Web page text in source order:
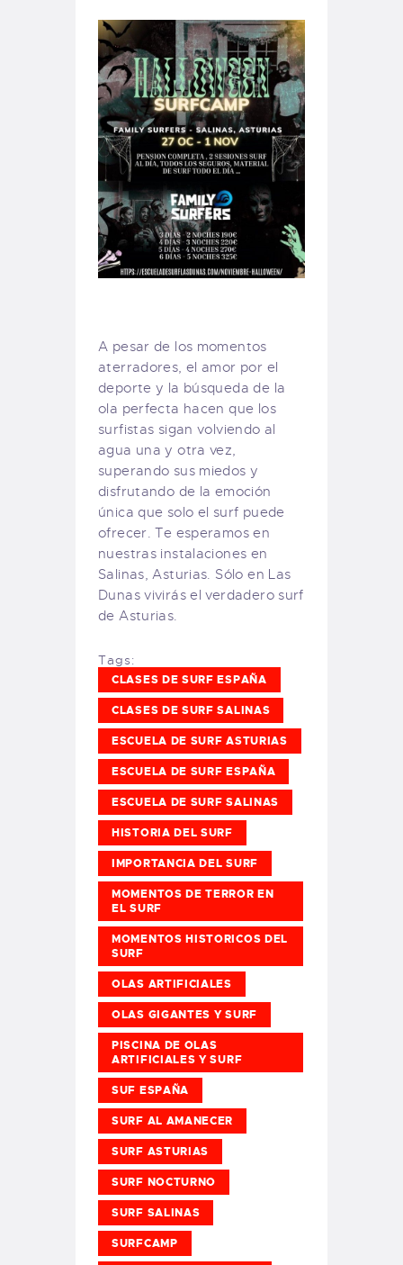
A pesar de los momentos
aterradores, el amor por el
deporte y la búsqueda de la
ola perfecta hacen que los
surfistas sigan volviendo al
agua una y otra vez,
superando sus miedos y
disfrutando de la emoción
única que solo el surf puede
ofrecer. Te esperamos en
nuestras instalaciones en
Salinas, Asturias. Sólo en Las
Dunas vivirás el verdadero surf
de Asturias.
Tags:
CLASES DE SURF ESPAÑA
CLASES DE SURF SALINAS
ESCUELA DE SURF ASTURIAS
ESCUELA DE SURF ESPAÑA
ESCUELA DE SURF SALINAS
HISTORIA DEL SURF
IMPORTANCIA DEL SURF
MOMENTOS DE TERROR EN
EL SURF
MOMENTOS HISTORICOS DEL
SURF
OLAS ARTIFICIALES
OLAS GIGANTES Y SURF
PISCINA DE OLAS
ARTIFICIALES Y SURF
SUF ESPAÑA
SURF AL AMANECER
SURF ASTURIAS
SURF NOCTURNO
SURF SALINAS
SURFCAMP